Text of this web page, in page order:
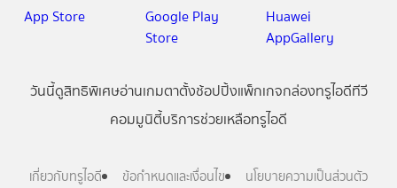
วันนี้ดูสิทธิพิเศษอ่านเกมตาตั้งช้อปปิ้งแพ็กเกจกล่องทรูไอดีทีวี
คอมมูนิตี้บริการช่วยเหลือทรูไอดี
เกี่ยวกับทรูไอดี ข้อกำหนดและเงื่อนไข
นโยบายความเป็นส่วนตัว